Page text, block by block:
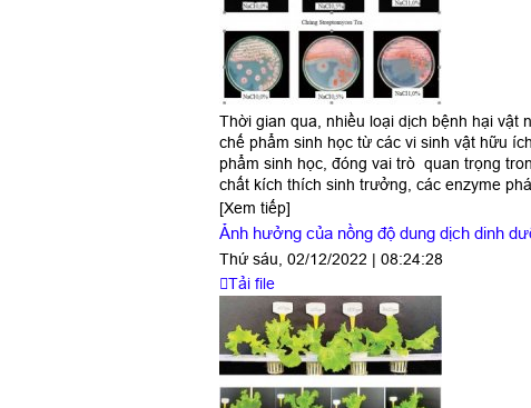
Thời gian qua, nhiều loại dịch bệnh hại vật
chế phẩm sinh học từ các vi sinh vật hữu
phẩm sinh học, đóng vai trò quan trọng
chất kích thích sinh trưởng, các enzyme
[Xem tiếp]
Ảnh hưởng của nồng độ dung dịch dinh
Thứ sáu, 02/12/2022 | 08:24:28
Tải file